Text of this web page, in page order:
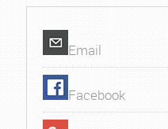
Email
Facebook